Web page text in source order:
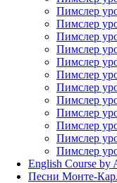
Пимслер
Пимслер
Пимслер
Пимслер
Пимслер
Пимслер
Пимслер
Пимслер
Пимслер
Пимслер
Пимслер
Пимслер
English Course by
Песни Монте-